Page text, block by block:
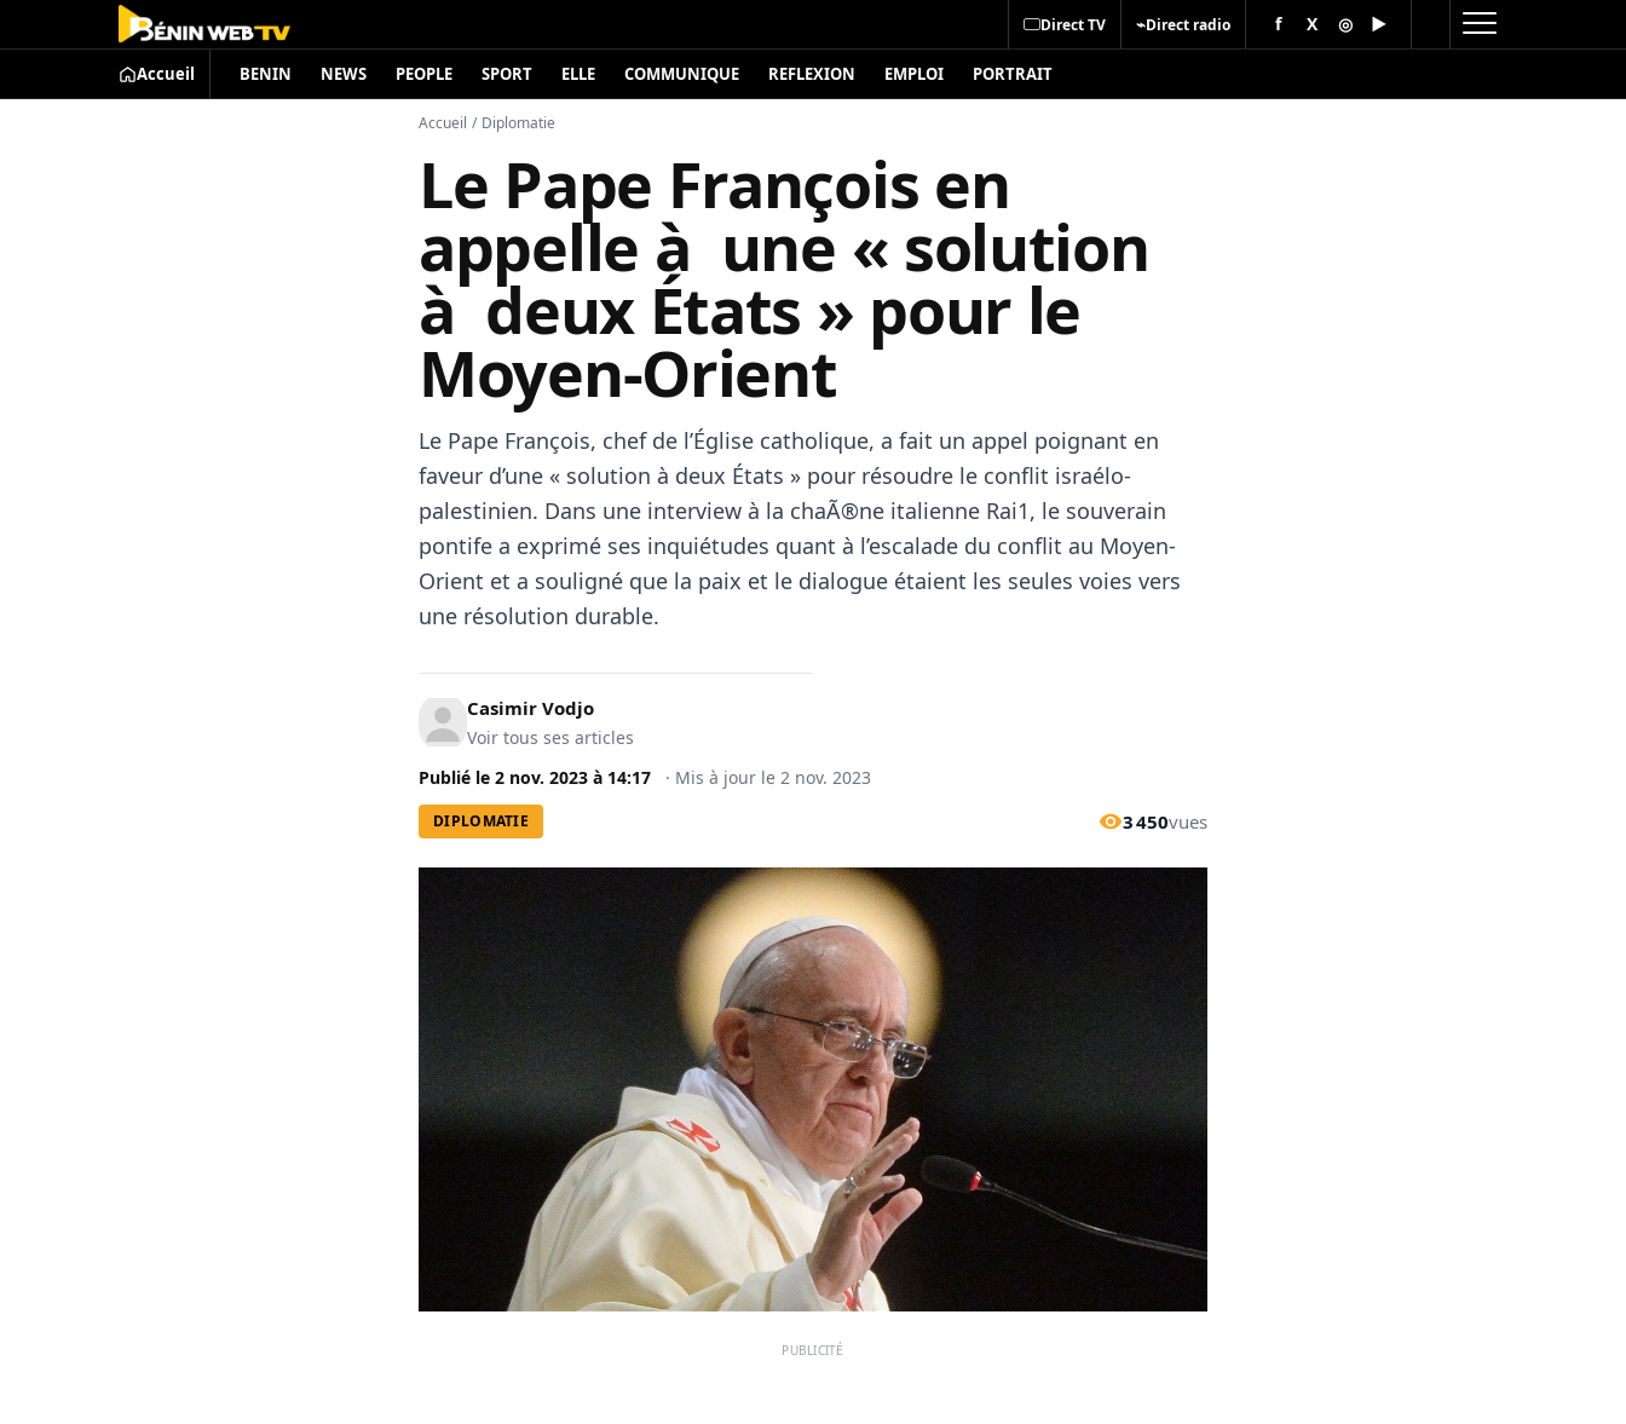
Direct TV ⌁Direct radio f X ◎ ▶
Accueil BENIN NEWS PEOPLE SPORT ELLE COMMUNIQUE REFLEXION EMPLOI PORTRAIT
Accueil / Diplomatie
Le Pape François en
appelle à une « solution
à deux États » pour le
Moyen-Orient
Le Pape François, chef de l’Église catholique, a fait un appel poignant en
faveur d’une « solution à deux États » pour résoudre le conflit israélo-
palestinien. Dans une interview à la chaÃ®ne italienne Rai1, le souverain
pontife a exprimé ses inquiétudes quant à l’escalade du conflit au Moyen-
Orient et a souligné que la paix et le dialogue étaient les seules voies vers
une résolution durable.
Casimir Vodjo
Voir tous ses articles
Publié le 2 nov. 2023 à 14:17 · Mis à jour le 2 nov. 2023
DIPLOMATIE 3 450vues
PUBLICITÉ